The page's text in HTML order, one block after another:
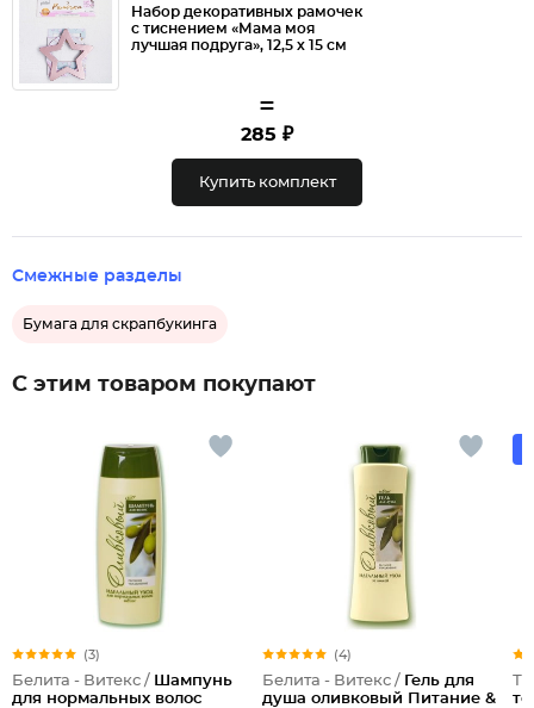
Набор декоративных рамочек
с тиснением «Мама моя
лучшая подруга», 12,5 х 15 см
=
285 ₽
Купить комплект
Смежные разделы
Бумага для скрапбукинга
С этим товаром покупают
(3)
Белита - Витекс / Шампунь
для нормальных волос
(4)
Белита - Витекс / Гель для
душа оливковый Питание &